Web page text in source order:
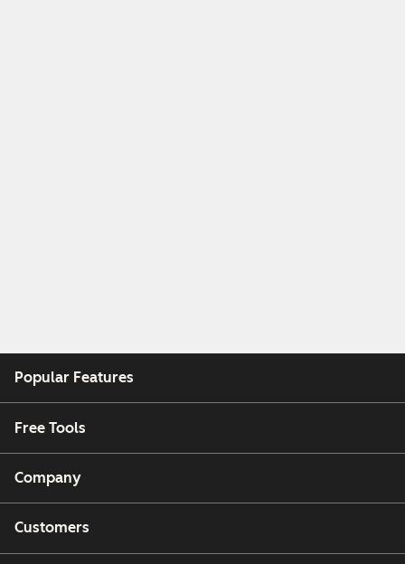
Popular Features
Free Tools
Company
Customers